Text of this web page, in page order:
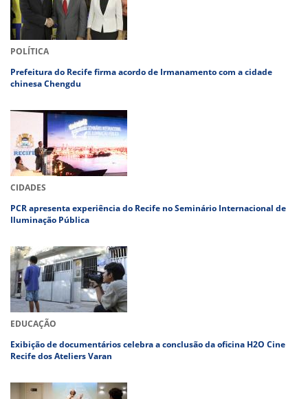
POLÍTICA
Prefeitura do Recife firma acordo de Irmanamento com a cidade
chinesa Chengdu
CIDADES
PCR apresenta experiência do Recife no Seminário Internacional de
Iluminação Pública
EDUCAÇÃO
Exibição de documentários celebra a conclusão da oficina H2O Cine
Recife dos Ateliers Varan